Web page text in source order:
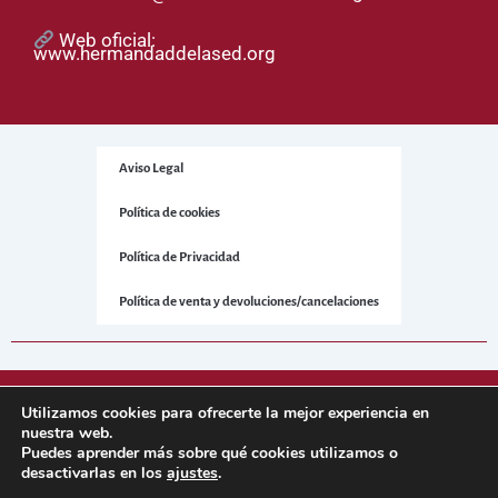
Web oficial:
www.hermandaddelased.org
Aviso Legal
Política de cookies
Política de Privacidad
Política de venta y devoluciones/cancelaciones
Sitio web desarrollado porNetNerman– Gestión Integral de
Utilizamos cookies para ofrecerte la mejor experiencia en
nuestra web.
Puedes aprender más sobre qué cookies utilizamos o
desactivarlas en los ajustes.